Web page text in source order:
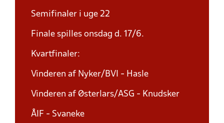
Semifinaler i uge 22
Finale spilles onsdag d. 17/6.
Kvartfinaler:
Vinderen af Nyker/BVI - Hasle
Vinderen af Østerlars/ASG - Knudsker
ÅIF - Svaneke